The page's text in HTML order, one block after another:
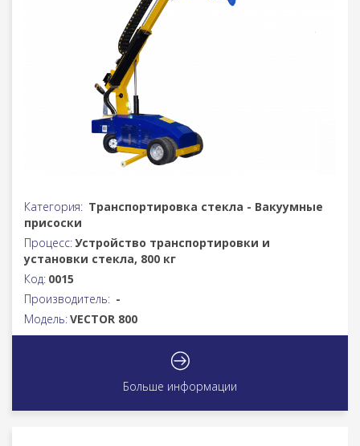
Категория: Транспортировка стекла - Вакуумные
присоски
Процесс:Устройство транспортировки и
установки стекла, 800 кг
Код: 0015
Производитель: -
Модель:VECTOR 800
Больше информации